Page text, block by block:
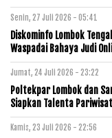
Senin, 27 Juli 2026 - 05:41
Diskominfo Lombok
Waspadai Bahaya Judi
Jumat, 24 Juli 2026 - 23:22
Poltekpar Lombok dan
Siapkan Talenta
Kamis, 23 Juli 2026 - 22:56